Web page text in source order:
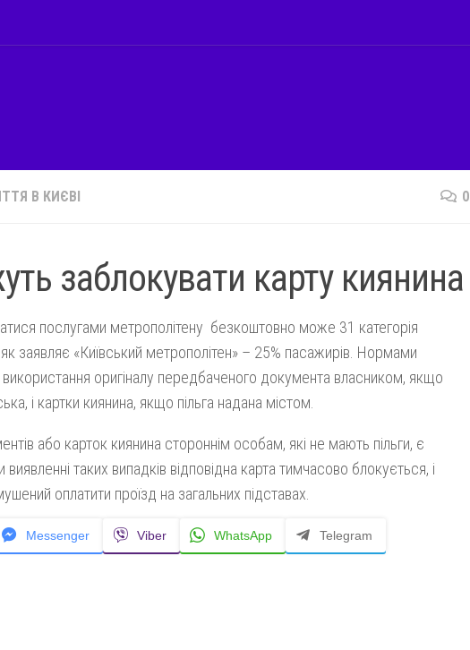
В КИЄВІ 0
заблокувати карту киянина
послугами метрополітену безкоштовно може 31 категорія
як заявляє «Київський метрополітен» – 25% пасажирів. Нормами
оригіналу передбаченого документа власником, якщо
і картки киянина, якщо пільга надана містом.
або карток киянина стороннім особам, які не мають пільги, є
таких випадків відповідна карта тимчасово блокується, і
оплатити проїзд на загальних підставах.
Messenger Viber WhatsApp Telegram